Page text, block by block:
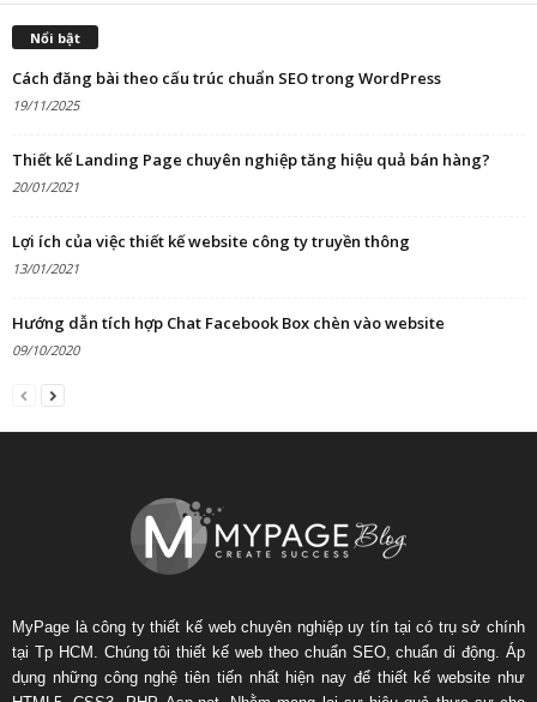
Nổi bật
Cách đăng bài theo cấu trúc chuẩn SEO trong WordPress
19/11/2025
Thiết kế Landing Page chuyên nghiệp tăng hiệu quả bán hàng?
20/01/2021
Lợi ích của việc thiết kế website công ty truyền thông
13/01/2021
Hướng dẫn tích hợp Chat Facebook Box chèn vào website
09/10/2020
MyPage là công ty thiết kế web chuyên nghiệp uy tín tại có trụ sở chính
tại Tp HCM. Chúng tôi thiết kế web theo chuẩn SEO, chuẩn di động. Áp
dụng những công nghệ tiên tiến nhất hiện nay để thiết kế website như